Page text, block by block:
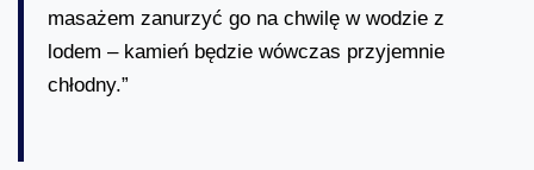
masażem zanurzyć go na chwilę w wodzie z
lodem – kamień będzie wówczas przyjemnie
chłodny.”